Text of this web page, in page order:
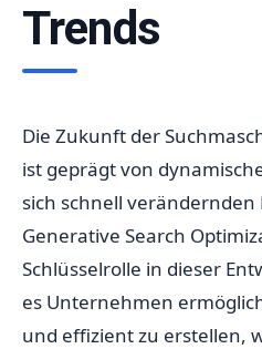
Trends
Die Zukunft der
ist geprägt von
sich schnell
Generative Search
Schlüsselrolle in dieser
es Unternehmen
und effizient zu erstellen,